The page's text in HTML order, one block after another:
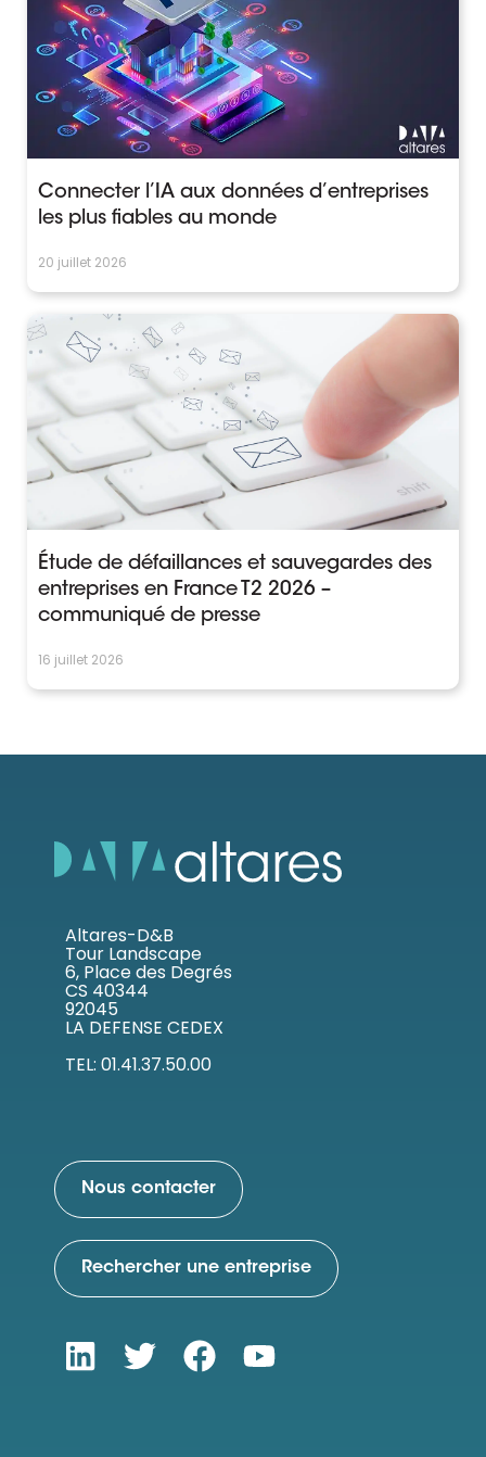
Connecter l’IA aux données d’entreprises
les plus fiables au monde
20 juillet 2026
Étude de défaillances et sauvegardes des
entreprises en France T2 2026 –
communiqué de presse
16 juillet 2026
Altares-D&B
Tour Landscape
6, Place des Degrés
CS 40344
92045
LA DEFENSE CEDEX
TEL: 01.41.37.50.00
Nous contacter
Rechercher une entreprise